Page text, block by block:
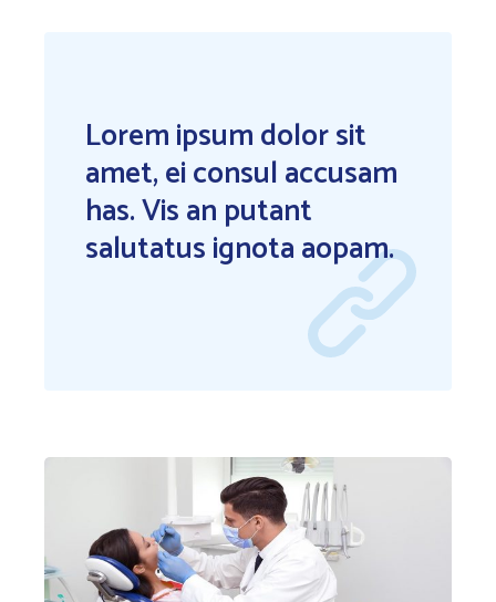
Lorem ipsum dolor sit
amet, ei consul accusam
has. Vis an putant
salutatus ignota aopam.